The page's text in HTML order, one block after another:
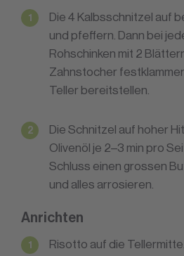
Die 4 Kalbsschnitzel auf
und pfeffern. Dann bei
Rohschinken mit 2
Zahnstocher
Teller bereitstellen.
Die Schnitzel auf hoher
Olivenöl je 2–3 min pro
Schluss einen grossen
und alles arrosieren.
Anrichten
Risotto auf die